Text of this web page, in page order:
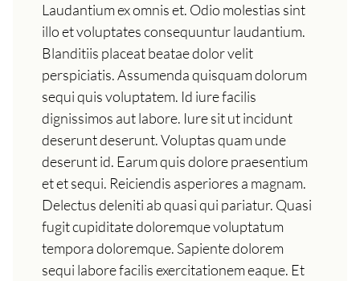
Laudantium ex omnis et. Odio molestias sint
illo et voluptates consequuntur laudantium.
Blanditiis placeat beatae dolor velit
perspiciatis. Assumenda quisquam dolorum
sequi quis voluptatem. Id iure facilis
dignissimos aut labore. Iure sit ut incidunt
deserunt deserunt. Voluptas quam unde
deserunt id. Earum quis dolore praesentium
et et sequi. Reiciendis asperiores a magnam.
Delectus deleniti ab quasi qui pariatur. Quasi
fugit cupiditate doloremque voluptatum
tempora doloremque. Sapiente dolorem
sequi labore facilis exercitationem eaque. Et